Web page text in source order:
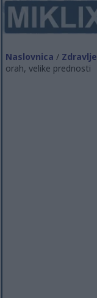
Naslovnica / Zdravlje
orah, velike prednosti